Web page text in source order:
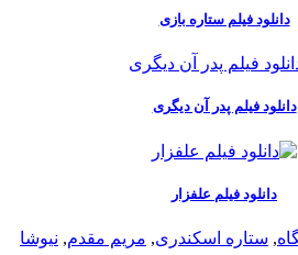
دانلود فیلم ستاره بازی
دانلود فیلم پدر آن دیگری
دانلود فیلم علفزار
, ستاره اسکندری, مریم مقدم, نیوشا